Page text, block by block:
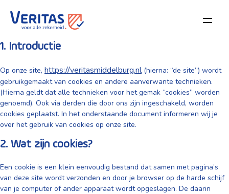
van toepassing op burgers en wettelijke permanente inwoners van de
Europese Economische Ruimte en Zwitserland.
1. Introductie
Op onze site, https://veritasmiddelburg.nl(hierna: “de site”) wordt
gebruikgemaakt van cookies en andere aanverwante technieken.
(Hierna geldt dat alle technieken voor het gemak “cookies” worden
genoemd). Ook via derden die door ons zijn ingeschakeld, worden
cookies geplaatst. In het onderstaande document informeren wij je
over het gebruik van cookies op onze site.
2. Wat zijn cookies?
Een cookie is een klein eenvoudig bestand dat samen met pagina’s
van deze site wordt verzonden en door je browser op de harde schijf
van je computer of ander apparaat wordt opgeslagen. De daarin